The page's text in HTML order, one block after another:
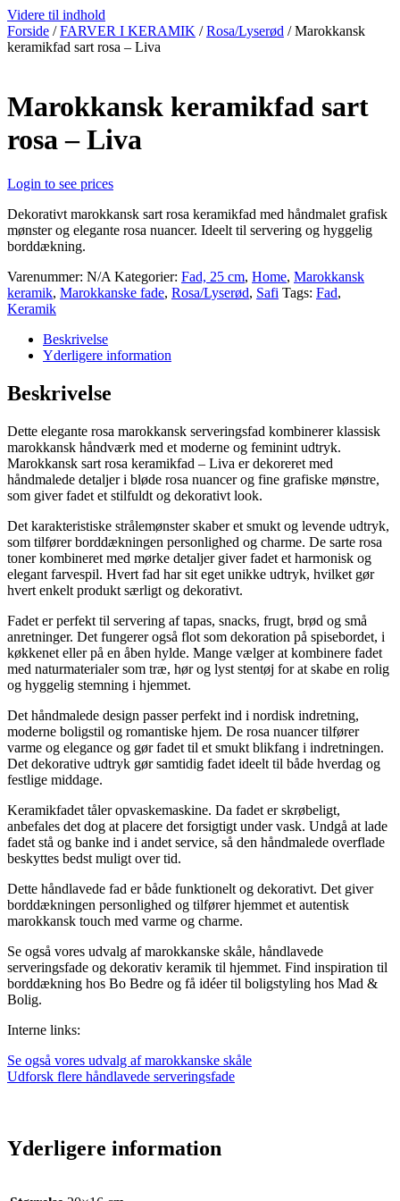
Videre til indhold
Forside /FARVER I KERAMIK /Rosa/Lyserød / Marokkansk
keramikfad sart rosa – Liva
Marokkansk keramikfad sart
rosa – Liva
Login to see prices
Dekorativt marokkansk sart rosa keramikfad med håndmalet grafisk
mønster og elegante rosa nuancer. Ideelt til servering og hyggelig
borddækning.
Varenummer: N/A Kategorier: Fad, 25 cm, Home, Marokkansk
keramik, Marokkanske fade, Rosa/Lyserød, Safi Tags: Fad,
Keramik
Beskrivelse
Yderligere information
Beskrivelse
Dette elegante rosa marokkansk serveringsfad kombinerer klassisk
marokkansk håndværk med et moderne og feminint udtryk.
Marokkansk sart rosa keramikfad – Liva er dekoreret med
håndmalede detaljer i bløde rosa nuancer og fine grafiske mønstre,
som giver fadet et stilfuldt og dekorativt look.
Det karakteristiske strålemønster skaber et smukt og levende udtryk,
som tilfører borddækningen personlighed og charme. De sarte rosa
toner kombineret med mørke detaljer giver fadet et harmonisk og
elegant farvespil. Hvert fad har sit eget unikke udtryk, hvilket gør
hvert enkelt produkt særligt og dekorativt.
Fadet er perfekt til servering af tapas, snacks, frugt, brød og små
anretninger. Det fungerer også flot som dekoration på spisebordet, i
køkkenet eller på en åben hylde. Mange vælger at kombinere fadet
med naturmaterialer som træ, hør og lyst stentøj for at skabe en rolig
og hyggelig stemning i hjemmet.
Det håndmalede design passer perfekt ind i nordisk indretning,
moderne boligstil og romantiske hjem. De rosa nuancer tilfører
varme og elegance og gør fadet til et smukt blikfang i indretningen.
Det dekorative udtryk gør samtidig fadet ideelt til både hverdag og
festlige middage.
Keramikfadet tåler opvaskemaskine. Da fadet er skrøbeligt,
anbefales det dog at placere det forsigtigt under vask. Undgå at lade
fadet stå og banke ind i andet service, så den håndmalede overflade
beskyttes bedst muligt over tid.
Dette håndlavede fad er både funktionelt og dekorativt. Det giver
borddækningen personlighed og tilfører hjemmet et autentisk
marokkansk touch med varme og charme.
Se også vores udvalg af marokkanske skåle, håndlavede
serveringsfade og dekorativ keramik til hjemmet. Find inspiration til
borddækning hos Bo Bedre og få idéer til boligstyling hos Mad &
Bolig.
Interne links:
Se også vores udvalg af marokkanske skåle
Udforsk flere håndlavede serveringsfade
Yderligere information